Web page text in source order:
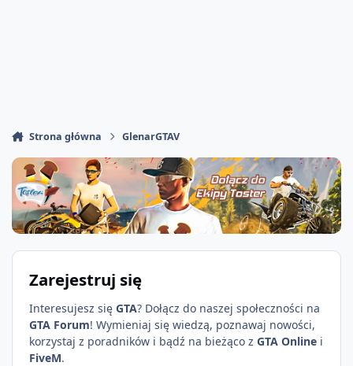
Strona główna GlenarGTAV
Zarejestruj się
Interesujesz się GTA? Dołącz do naszej społeczności na
GTA Forum! Wymieniaj się wiedzą, poznawaj nowości,
korzystaj z poradników i bądź na bieżąco z GTA Online i
FiveM.